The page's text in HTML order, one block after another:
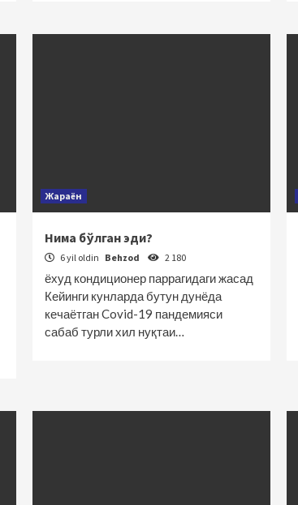
Жараён
Нима бўлган эди?
6 yil oldin Behzod 2 180
ёхуд кондиционер паррагидаги жасад
Кейинги кунларда бутун дунёда
кечаётган Covid-19 пандемияси
сабаб турли хил нуқтаи…